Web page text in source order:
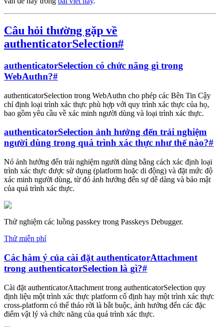
Câu hỏi thường gặp về
authenticatorSelection#
authenticatorSelection có chức năng gì trong
WebAuthn?#
authenticatorSelection trong WebAuthn cho phép các Bên Tin Cậy
chỉ định loại trình xác thực phù hợp với quy trình xác thực của họ,
bao gồm yêu cầu về xác minh người dùng và loại trình xác thực.
authenticatorSelection ảnh hưởng đến trải nghiệm
người dùng trong quá trình xác thực như thế nào?#
Nó ảnh hưởng đến trải nghiệm người dùng bằng cách xác định loại
trình xác thực được sử dụng (platform hoặc di động) và đặt mức độ
xác minh người dùng, từ đó ảnh hưởng đến sự dễ dàng và bảo mật
của quá trình xác thực.
Thử nghiệm các luồng passkey trong Passkeys Debugger.
Thử miễn phí
Các hàm ý của cài đặt authenticatorAttachment
trong authenticatorSelection là gì?#
Cài đặt authenticatorAttachment trong authenticatorSelection quy
định liệu một trình xác thực platform cố định hay một trình xác thực
cross-platform có thể tháo rời là bắt buộc, ảnh hưởng đến các đặc
điểm vật lý và chức năng của quá trình xác thực.